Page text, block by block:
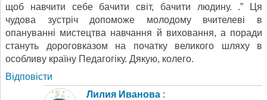
щоб навчити себе бачити світ, бачити людину. .” Ця
чудова зустріч допоможе молодому вчителеві в
опануванні мистецтва навчання й виховання, а поради
стануть дороговказом на початку великого шляху в
особливу країну Педагогіку. Дякую, колего.
Відповіcти
Лилия Иванова :